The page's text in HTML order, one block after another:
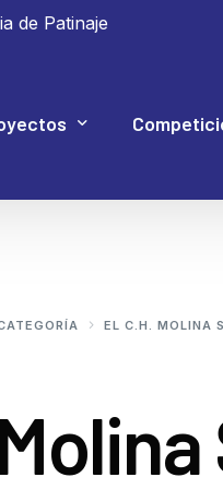
de Patinaje
EL C.H. MOLINA